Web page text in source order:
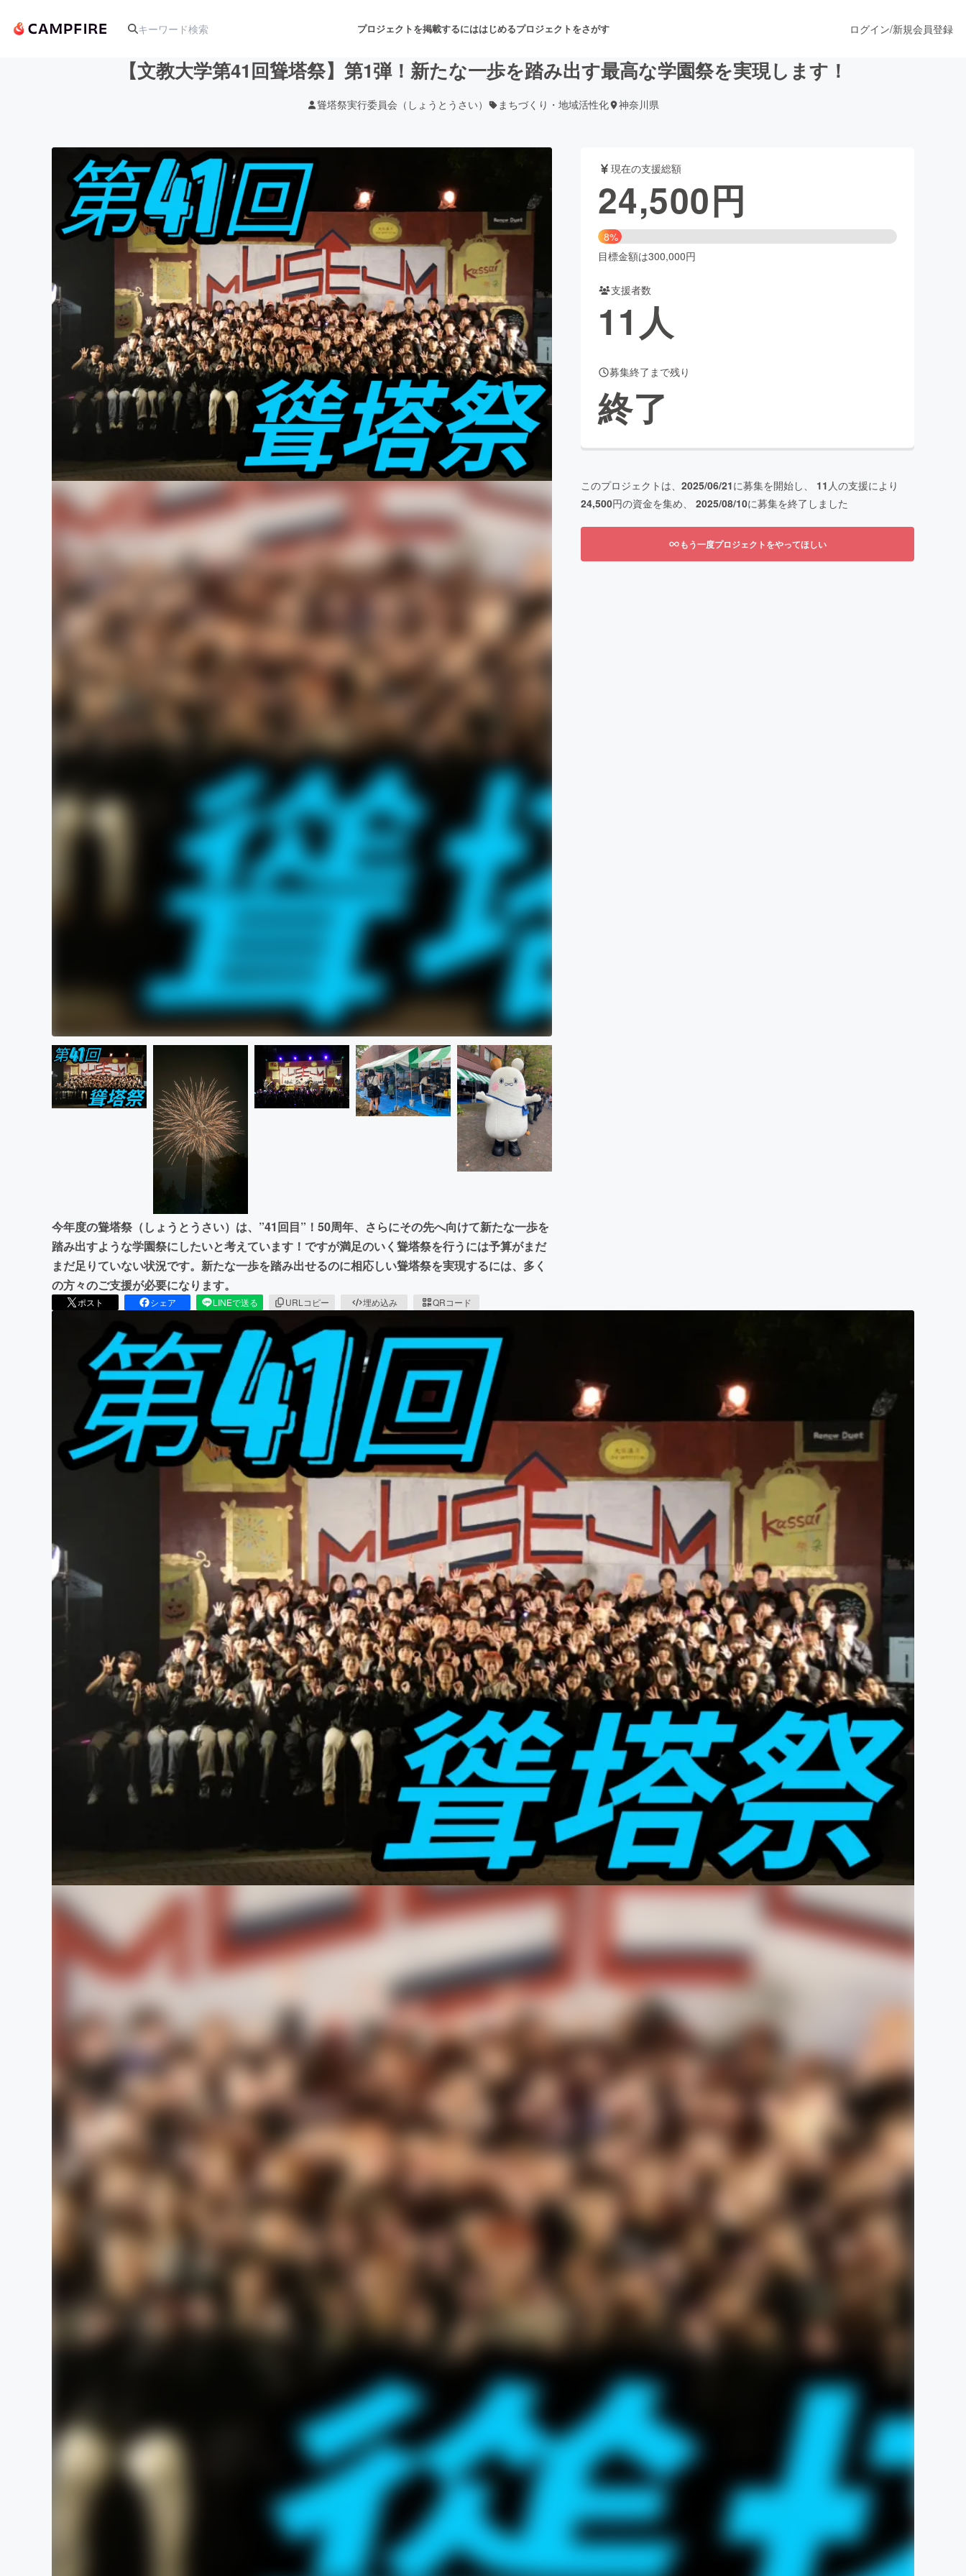
プロジェクトを掲載するにははじめるプロジェクトをさがす
アート・写真 舞台・パフォーマンス
テクノロジー・ガジェット ゲーム・サービス開発 フード・飲食店 ファッション
映像・映画 書籍・雑誌出版
ビジネス・起業 チャレンジ ビューティー・ヘルスケア
まちづくり・地域活性化
CAMPFIRE for Social GoodCAMPFIRE Creation
CAMPFIREふるさと納税machi-ya コミュニティ
ログイン/新規会員登録
【文教大学第41回聳塔祭】第1弾！新たな一歩を踏み出す最高な学園祭を実現します！
聳塔祭実行委員会（しょうとうさい） まちづくり・地域活性化 神奈川県
今年度の聳塔祭（しょうとうさい）は、”41回目”！50周年、さらにその先へ向けて新たな一歩を
踏み出すような学園祭にしたいと考えています！ですが満足のいく聳塔祭を行うには予算がまだ
まだ足りていない状況です。新たな一歩を踏み出せるのに相応しい聳塔祭を実現するには、多く
の方々のご支援が必要になります。
ポスト シェア LINEで送る URLコピー 埋め込み QRコード
現在の支援総額
24,500円
8%
目標金額は300,000円
支援者数
11 人
募集終了まで残り
終了
このプロジェクトは、 2025/06/21に募集を開始し、 11 人の支援により
24,500円の資金を集め、 2025/08/10に募集を終了しました
もう一度プロジェクトをやってほしい